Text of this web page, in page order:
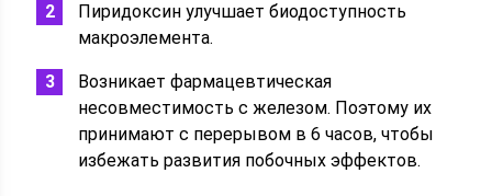
Пиридоксин улучшает биодоступность
макроэлемента.
Возникает фармацевтическая
несовместимость с железом. Поэтому их
принимают с перерывом в 6 часов, чтобы
избежать развития побочных эффектов.